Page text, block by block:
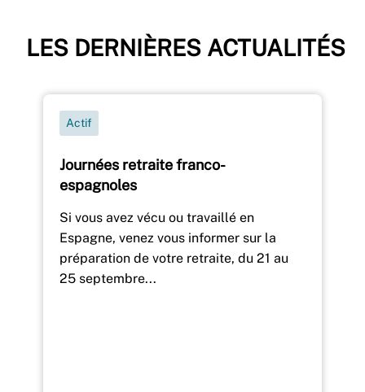
LES DERNIÈRES ACTUALITÉS
Journées retraite franco-
espagnoles
Actif
Si vous avez vécu ou travaillé en
Espagne, venez vous informer sur la
préparation de votre retraite, du 21 au
25 septembre...